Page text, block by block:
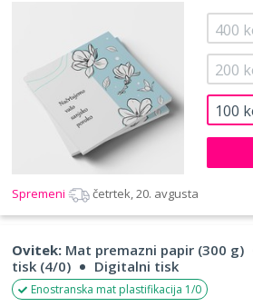
100
200
400
Spremeni četrtek, 20. avgusta
Ovitek: Mat premazni papir (300 g)
tisk (4/0)
Digitalni tisk
Enostranska mat plastifikacija 1/0